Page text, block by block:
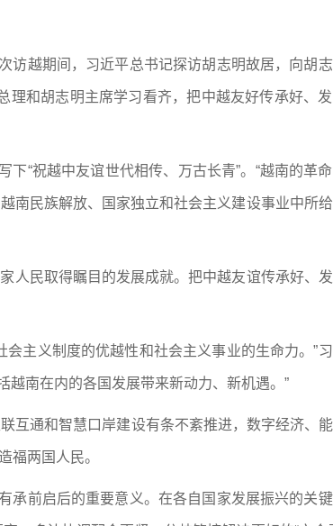
访越期间，习近平总书记探访胡志明故居，向胡
和胡志明主席学习看齐，把中越友好传承好、发
“祝越中友谊世代相传、万古长青”。“越南的革
南民族解放、国家独立和社会主义建设事业中所
民取得瞩目的发展成就。把中越友谊传承好、发
主义制度的优越性和社会主义事业的生命力。”
越南在内的各国发展带来新动力、新机遇。”
互通和智慧口岸建设有条不紊推进，数字经济、
两国人民。
前启后的重要意义。在各自国家发展振兴的关键